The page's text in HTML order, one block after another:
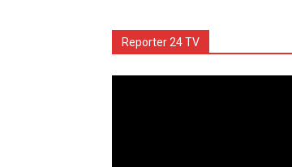
Reporter 24 TV